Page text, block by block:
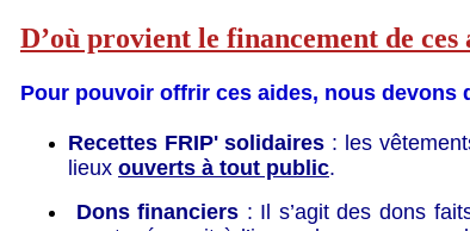
D’où provient le financement de ces
Pour pouvoir offrir ces aides, nous
Recettes FRIP' solidaires : les
lieux ouverts à tout public.
Dons financiers : Il s’agit des dons